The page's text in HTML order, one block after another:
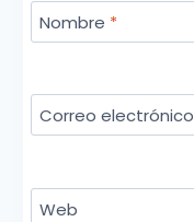
Nombre *
Correo electrónico
Web